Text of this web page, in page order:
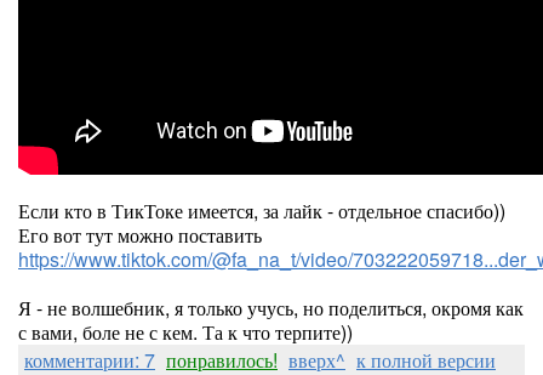
Если кто в ТикТоке имеется, за лайк - отдельное спасибо))
Его вот тут можно поставить
https://www.tiktok.com/@fa_na_t/video/
Я - не волшебник, я только учусь, но поделиться, окромя как
с вами, боле не с кем. Та к что терпите))
комментарии: 7 понравилось! вверх^ к полной версии